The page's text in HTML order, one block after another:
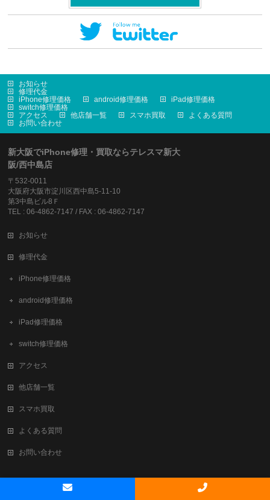
お知らせ
修理代金
iPhone修理価格
android修理価格
iPad修理価格
switch修理価格
アクセス
他店舗一覧 スマホ買取
よくある質問
お問い合わせ
新大阪でiPhone修理・買取ならテレスマ新大
阪/西中島店
〒532-0011
大阪府大阪市淀川区西中島5-11-10
第3中島ビル8Ｆ
TEL : 06-4862-7147 / FAX : 06-4862-7147
お知らせ
修理代金
iPhone修理価格
android修理価格
iPad修理価格
switch修理価格
アクセス
他店舗一覧
スマホ買取
よくある質問
お問い合わせ
新大阪でiPhone修理・買取ならテレスマ新大阪/西中島店